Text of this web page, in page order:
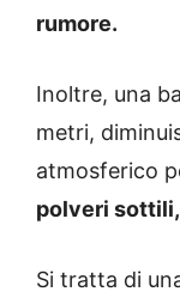
rumore.
Inoltre, una
metri,
atmosferico
polveri sottili,
Si tratta di